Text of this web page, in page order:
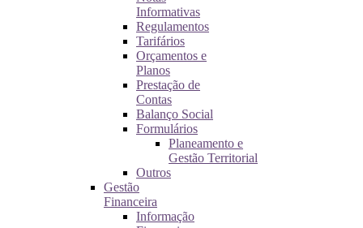
Informativas
Regulamentos
Tarifários
Orçamentos e
Planos
Prestação de
Contas
Balanço Social
Formulários
Planeamento e
Gestão Territorial
Outros
Gestão
Financeira
Informação